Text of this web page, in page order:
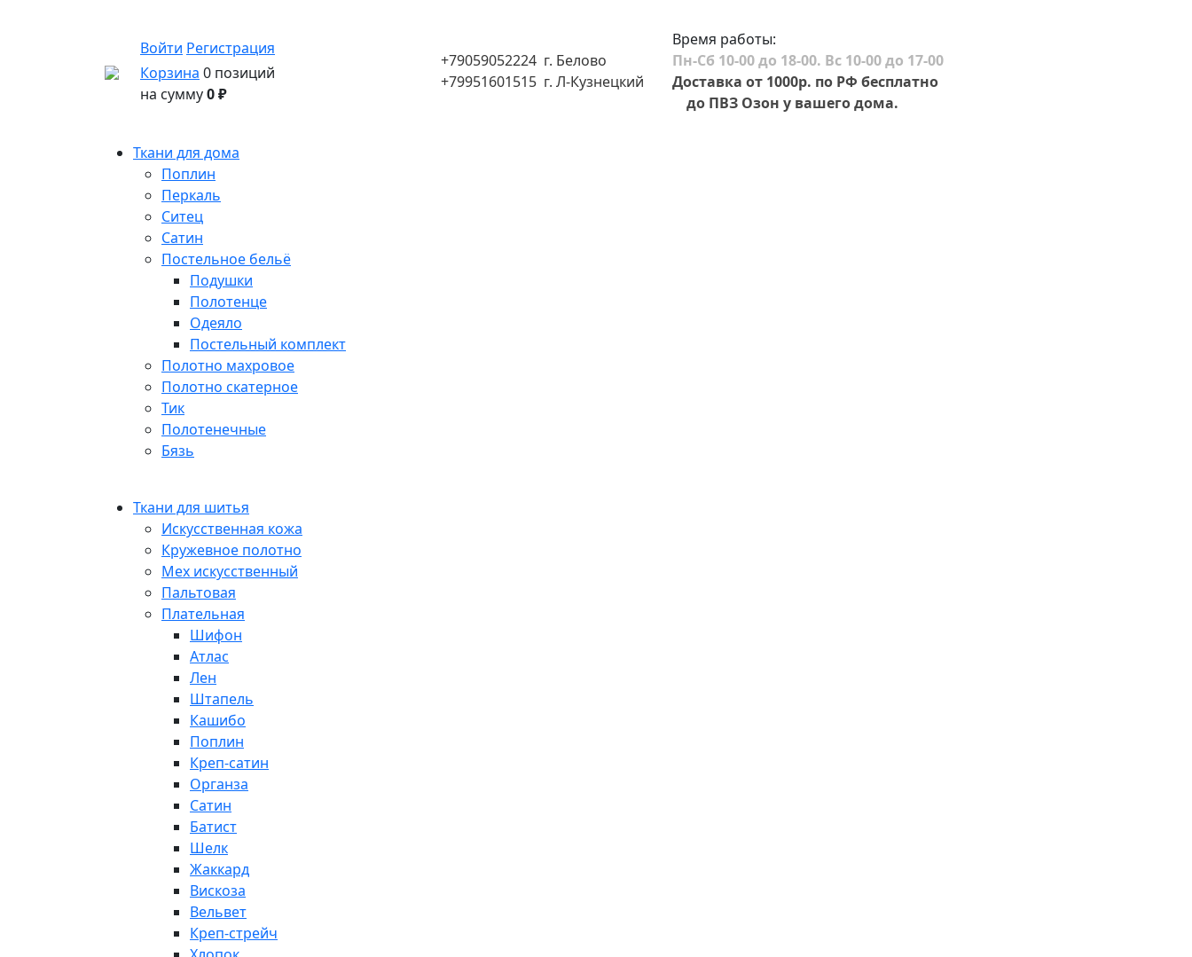
Войти Регистрация
Корзина 0 позиций
на сумму0 ₽
+79059052224 г. Белово
+79951601515 г. Л-Кузнецкий
Время работы:
Пн-Сб 10-00 до 18-00. Вс 10-00 до 17-00
Доставка от 1000р. по РФ бесплатно
до ПВЗ Озон у вашего дома.
Ткани для дома
Поплин
Перкаль
Ситец
Сатин
Постельное бельё
Подушки
Полотенце
Одеяло
Постельный комплект
Полотно махровое
Полотно скатерное
Тик
Полотенечные
Бязь
Ткани для шитья
Искусственная кожа
Кружевное полотно
Мех искусственный
Пальтовая
Плательная
Шифон
Атлас
Лен
Штапель
Кашибо
Поплин
Креп-сатин
Органза
Сатин
Батист
Шелк
Жаккард
Вискоза
Вельвет
Креп-стрейч